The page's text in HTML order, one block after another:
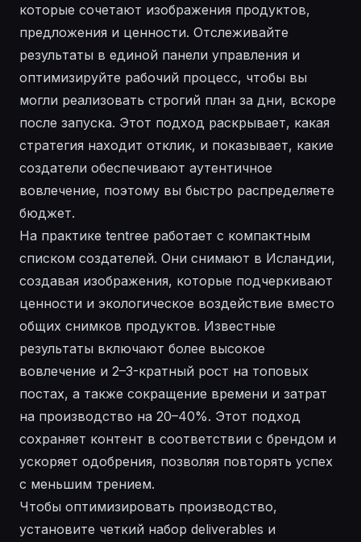
которые сочетают изображения продуктов,
предложения и ценности. Отслеживайте
результаты в единой панели управления и
оптимизируйте рабочий процесс, чтобы вы
могли реализовать строгий план за дни, вскоре
после запуска. Этот подход раскрывает, какая
стратегия находит отклик, и показывает, какие
создатели обеспечивают аутентичное
вовлечение, поэтому вы быстро распределяете
бюджет.
На практике tentree работает с компактным
списком создателей. Они снимают в Исландии,
создавая изображения, которые подчеркивают
ценности и экологическое воздействие вместо
общих снимков продуктов. Известные
результаты включают более высокое
вовлечение и 2–3-кратный рост на топовых
постах, а также сокращение времени и затрат
на производство на 20–40%. Этот подход
сохраняет контент в соответствии с брендом и
ускоряет одобрения, позволяя повторять успех
с меньшим трением.
Чтобы оптимизировать производство,
установите четкий набор deliverables и